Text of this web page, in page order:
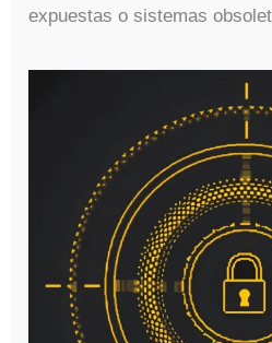
expuestas o sistemas